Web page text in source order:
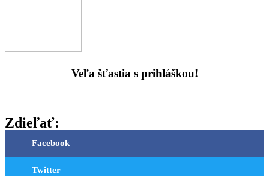
Veľa šťastia s prihláškou!
Zdieľať:
Facebook
Twitter